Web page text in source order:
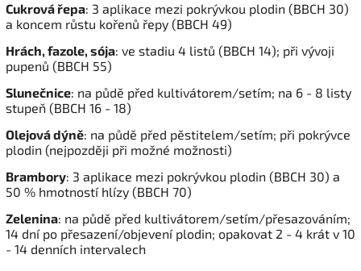
Cukrová řepa: 3 aplikace mezi pokrývkou plodin (BBCH 30)
a koncem růstu kořenů řepy (BBCH 49)
Hrách, fazole, sója: ve stadiu 4 listů (BBCH 14); při vývoji
pupenů (BBCH 55)
Slunečnice: na půdě před kultivátorem/setím; na 6 - 8 listy
stupeň (BBCH 16 - 18)
Olejová dýně: na půdě před pěstitelem/setím; při pokrývce
plodin (nejpozději při možné možnosti)
Brambory: 3 aplikace mezi pokrývkou plodin (BBCH 30) a
50 % hmotností hlízy (BBCH 70)
Zelenina: na půdě před kultivátorem/setím/přesazováním;
14 dní po přesazení/objevení plodin; opakovat 2 - 4 krát v 10
- 14 denních intervalech